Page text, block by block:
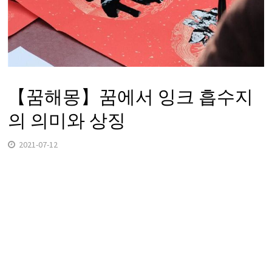
【꿈해몽】꿈에서 잉크 흡수지
의 의미와 상징
2021-07-12